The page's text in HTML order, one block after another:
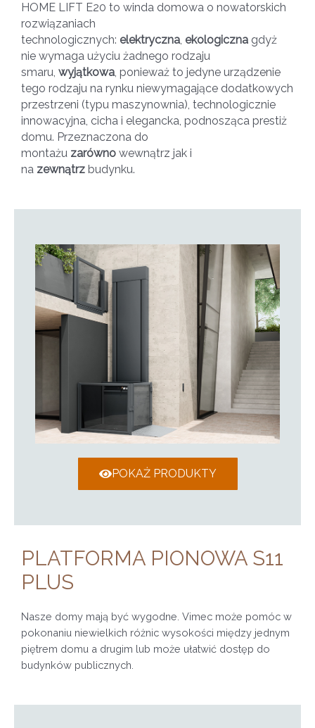
HOME LIFT E20 to winda domowa o nowatorskich
rozwiązaniach
technologicznych: elektryczna, ekologiczna gdyż
nie wymaga użyciu żadnego rodzaju
smaru, wyjątkowa, ponieważ to jedyne urządzenie
tego rodzaju na rynku niewymagające dodatkowych
przestrzeni (typu maszynownia), technologicznie
innowacyjna, cicha i elegancka, podnosząca prestiż
domu. Przeznaczona do
montażu zarówno wewnątrz jak i
na zewnątrz budynku.
POKAŻ PRODUKTY
PLATFORMA PIONOWA S11
PLUS
Nasze domy mają być wygodne. Vimec może pomóc w
pokonaniu niewielkich różnic wysokości między jednym
piętrem domu a drugim lub może ułatwić dostęp do
budynków publicznych.